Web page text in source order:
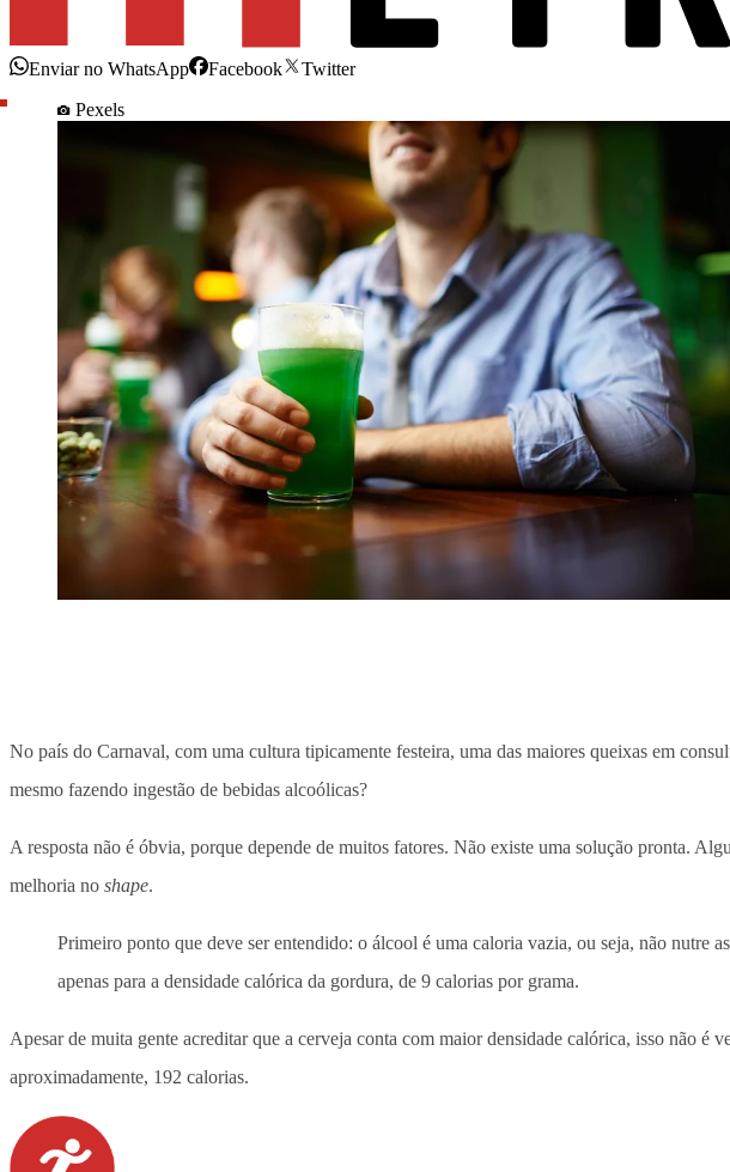
Enviar no WhatsApp Facebook
Twitter
Pexels
No país do Carnaval, com uma cultura tipicamente festeira, uma das maiores queixas em
mesmo fazendo ingestão de bebidas alcoólicas?
A resposta não é óbvia, porque depende de muitos fatores. Não existe uma solução pronta.
melhoria no shape.
Primeiro ponto que deve ser entendido: o álcool é uma caloria vazia, ou seja, não nutre
apenas para a densidade calórica da gordura, de 9 calorias por grama.
Apesar de muita gente acreditar que a cerveja conta com maior densidade calórica, isso não
aproximadamente, 192 calorias.